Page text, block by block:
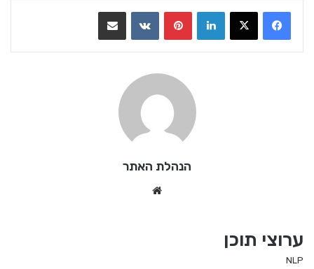
LinkedIn
VKontakte
הנהלת האתר
ערוצי תוכן
NLP